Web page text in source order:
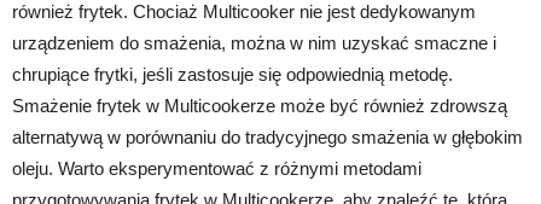
również frytek. Chociaż Multicooker nie jest dedykowanym
urządzeniem do smażenia, można w nim uzyskać smaczne i
chrupiące frytki, jeśli zastosuje się odpowiednią metodę.
Smażenie frytek w Multicookerze może być również zdrowszą
alternatywą w porównaniu do tradycyjnego smażenia w głębokim
oleju. Warto eksperymentować z różnymi metodami
przygotowywania frytek w Multicookerze, aby znaleźć tę, która